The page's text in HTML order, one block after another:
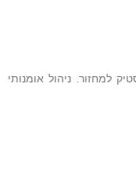
למחזור. ניהול אומנותי